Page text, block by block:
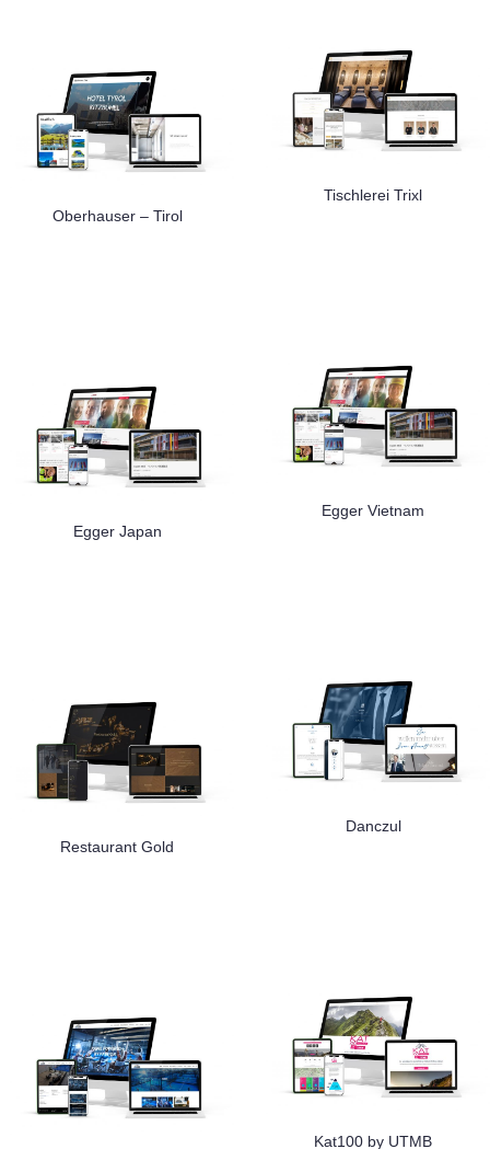
Tischlerei Trixl
Oberhauser – Tirol
Egger Vietnam
Egger Japan
Danczul
Restaurant Gold
Kat100 by UTMB